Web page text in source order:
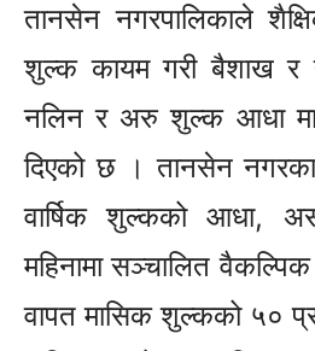
तानसेन नगरपालिकाले
शुल्क कायम गरी बैशाख र
नलिन र अरु शुल्क आधा
दिएको छ । तानसेन
वार्षिक शुल्कको आधा,
महिनामा सञ्चालित
वापत मासिक शुल्कको ५०